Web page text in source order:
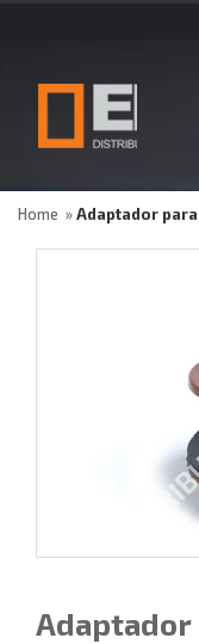
Home Adaptador para
Adaptador